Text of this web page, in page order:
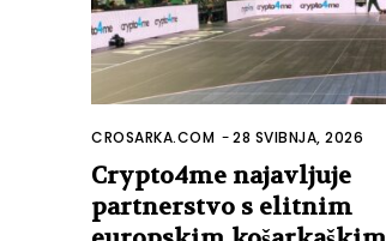
CROSARKA.COM -28 SVIBNJA, 2026
Crypto4me najavljuje
partnerstvo s elitnim